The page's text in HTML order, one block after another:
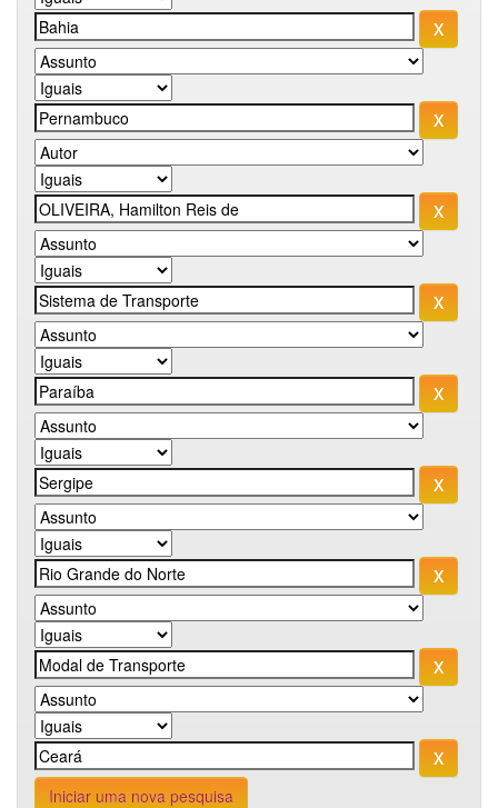
Iniciar uma nova pesquisa